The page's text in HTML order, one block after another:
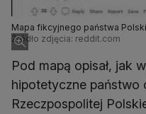
Mapa fikcyjnego państwa
Źródło zdjęcia: reddit.com
Pod mapą opisał, jak
hipotetyczne państwo
Rzeczpospolitej